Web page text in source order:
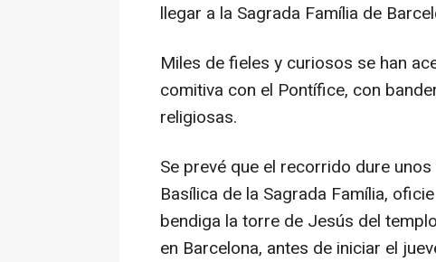
llegar a la Sagrada Família de
Miles de fieles y curiosos se han
comitiva con el Pontífice, con
religiosas.
Se prevé que el recorrido dure
Basílica de la Sagrada Família,
bendiga la torre de Jesús del
en Barcelona, antes de iniciar el